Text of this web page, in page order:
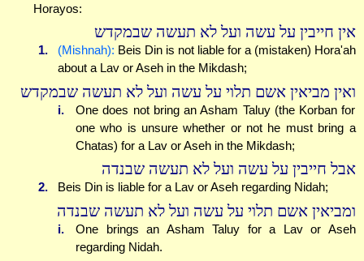
Horayos:
אין חייבין על עשה ועל לא תעשה שבמקדש
1. (Mishnah): Beis Din is not liable for a (mistaken) Hora'ah
about a Lav or Aseh in the Mikdash;
ואין מביאין אשם תלוי על עשה ועל לא תעשה שבמקדש
i.
One does not bring an Asham Taluy (the Korban for
one who is unsure whether or not he must bring a
Chatas) for a Lav or Aseh in the Mikdash;
אבל חייבין על עשה ועל לא תעשה שבנדה
2. Beis Din is liable for a Lav or Aseh regarding Nidah;
ומביאין אשם תלוי על עשה ועל לא תעשה שבנדה
i.
One brings an Asham Taluy for a Lav or Aseh
regarding Nidah.